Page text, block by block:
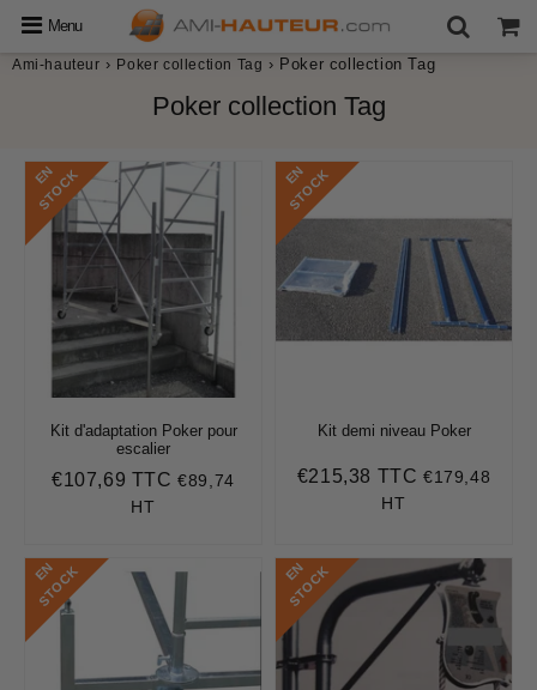
Menu
Ami-hauteur › Poker collection Tag › Poker collection Tag
Poker collection Tag
E
N
S
T
O
C
K
Kit d'adaptation Poker pour
escalier
Prix
€107,69 TTC€107,69
€89,74
HT
E
N
S
T
O
C
K
Kit demi niveau Poker
Prix
€215,38 TTC €215,38
€179,48
HT
E
N
S
T
O
C
K E
N
S
T
O
C
K